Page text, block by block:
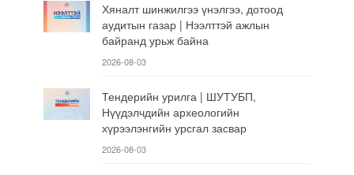
Хяналт шинжилгээ үнэлгээ, дотоод
аудитын газар | Нээлттэй ажлын
байранд урьж байна
2026-08-03
Тендерийн урилга | ШУТУБП,
Нүүдэлчдийн археологийн
хүрээлэнгийн урсгал засвар
2026-08-03